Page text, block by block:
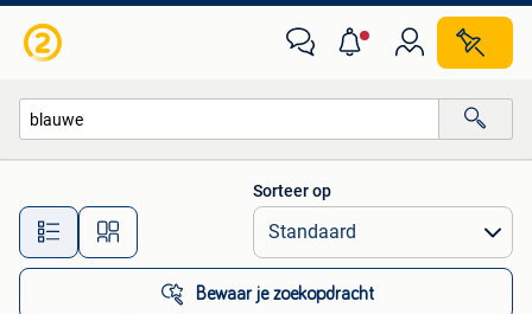
Alle afstanden…
Sorteer op
Bewaar je zoekopdracht